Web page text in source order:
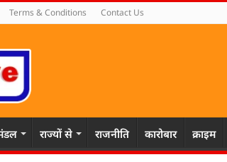
Terms & Conditions Contact Us
राज्यों से राजनीति कारोबार क्राइम